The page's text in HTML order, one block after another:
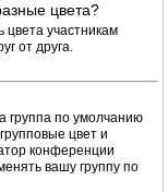
цвета?
участникам
от друга.
группа по умолчанию
цвет и
конференции
вашу группу по